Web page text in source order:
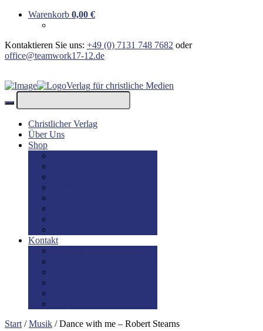
Warenkorb 0,00 €
Kontaktieren Sie uns: +49 (0) 7131 748 7682 oder
office@teamwork17-12.de
Verlag für christliche Medien
Christlicher Verlag
Über Uns
Shop
Kontakt
Start /Musik / Dance with me – Robert Stearns